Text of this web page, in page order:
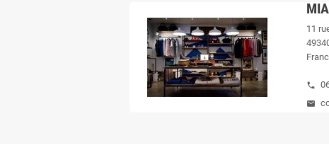
11
phone
mail